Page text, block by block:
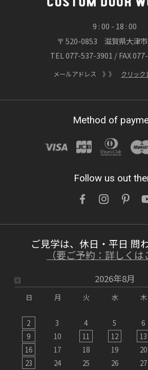
詳しくはこちら
2026/07/20
渓流が刻んだ時間、職人が刻
玄関ドア「ヘビーヴィンテージ
ネットでなんて注文できない
OWNERS BLOG 更新
詳しくはこちら
2026/07/12
【インタビュー動画】理髪店
く、木製玄関ドアで「究極の
OWNERS BLOG 更新
詳しくはこちら
9 : 00 - 18 : 00
〒 520-0853 滋賀県大津
TEL 077-537-3901 / FAX
メールアドレス 》》 クリック
Method of
Follow us out
ご見学は、休日・平日 問
（要ご予約：詳しくは
2026年8月
日 月 火 水 木
2
3 4 5 6
9
10 11 12 13
16
17 18 19 20
23
24 25 26 27